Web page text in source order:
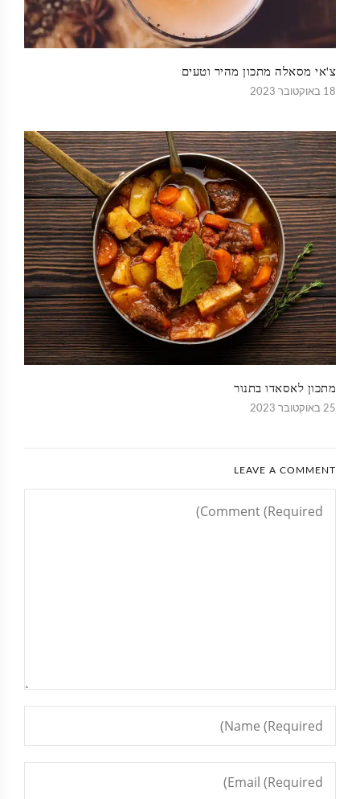
צ'אי מסאלה מתכון מהיר וטעים
18 באוקטובר 2023
מתכון לאסאדו בתנור
25 באוקטובר 2023
LEAVE A COMMENT